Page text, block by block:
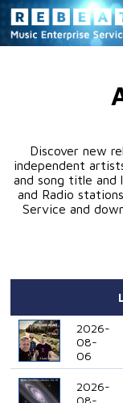
Discover new
independent
and song title and
and Radio
Service and
2026-
08-
06
2026-
08-